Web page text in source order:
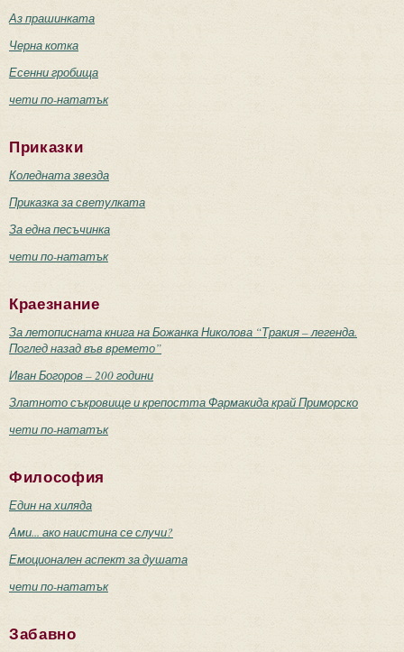
Аз прашинката
Черна котка
Есенни гробища
чети по-нататък
Приказки
Коледната звезда
Приказка за светулката
За една песъчинка
чети по-нататък
Краезнание
За летописната книга на Божанка Николова “Тракия – легенда.
Поглед назад във времето”
Иван Богоров – 200 години
Златното съкровище и крепостта Фармакида край Приморско
чети по-нататък
Философия
Един на хиляда
Ами... ако наистина се случи?
Емоционален аспект за душата
чети по-нататък
Забавно